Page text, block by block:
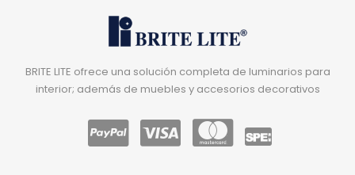
BRITE LITE ofrece una solución completa de luminarios para
interior; además de muebles y accesorios decorativos